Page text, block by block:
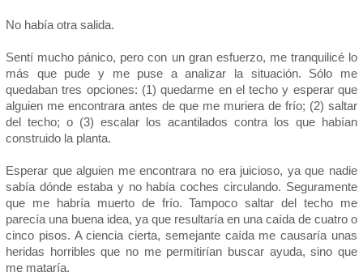
No había otra salida.
Sentí mucho pánico, pero con un gran esfuerzo, me tranquilicé lo
más que pude y me puse a analizar la situación. Sólo me
quedaban tres opciones: (1) quedarme en el techo y esperar que
alguien me encontrara antes de que me muriera de frío; (2) saltar
del techo; o (3) escalar los acantilados contra los que habían
construido la planta.
Esperar que alguien me encontrara no era juicioso, ya que nadie
sabía dónde estaba y no había coches circulando. Seguramente
que me habría muerto de frío. Tampoco saltar del techo me
parecía una buena idea, ya que resultaría en una caída de cuatro o
cinco pisos. A ciencia cierta, semejante caída me causaría unas
heridas horribles que no me permitirían buscar ayuda, sino que
me mataría.